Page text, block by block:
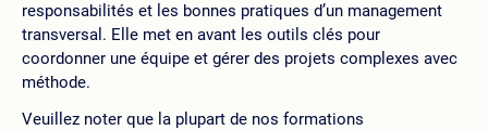
responsabilités et les bonnes pratiques d’un management
transversal. Elle met en avant les outils clés pour
coordonner une équipe et gérer des projets complexes avec
méthode.
Veuillez noter que la plupart de nos formations